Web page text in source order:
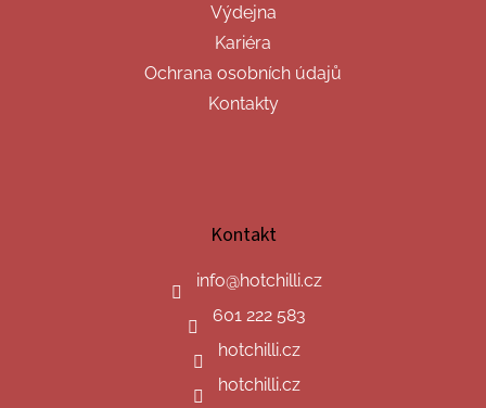
Výdejna
Kariéra
Ochrana osobních údajů
Kontakty
Kontakt
info@hotchilli.cz
601 222 583
hotchilli.cz
hotchilli.cz